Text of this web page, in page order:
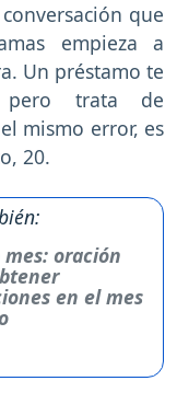
conversación que
empieza a
Un préstamo te
trata de
mismo error, es
20.
mes: oración
en el mes